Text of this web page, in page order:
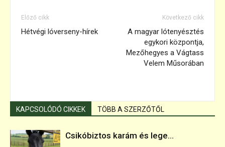
Előző cikk
Hétvégi lóverseny-hírek
Következő cikk
A magyar lótenyésztés
egykori központja,
Mezőhegyes a Vágtass
Velem Műsorában
KAPCSOLÓDÓ CIKKEK TÖBB A SZERZŐTŐL
Csikóbiztos karám és lege...